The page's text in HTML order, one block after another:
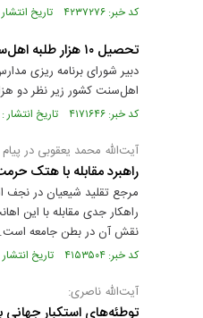
کد خبر: ۴۲۳۷۲۷۶ تاریخ انتشار : ۱۴۰۳/۰۶/۲۸
تحصیل ۱۰ هزار طلبه اهل‌سنت در مدارس علمیه کشور
اهل‌سنت کشور زیر نظر دو
کد خبر: ۴۱۷۱۶۴۶ تاریخ انتشار : ۱۴۰۲/۰۷/۰۵
آیت‌الله محمد یعقوبی در
راهبرد مقابله با هتک
مرجع تقلید شیعیان در
راهکار جدی مقابله با این
نقش آن در بطن جامعه است.
کد خبر: ۴۱۵۳۵۰۴ تاریخ انتشار : ۱۴۰۲/۰۵/۱۰
آیت‌الله ناصری:
توطئه‌های استکبار